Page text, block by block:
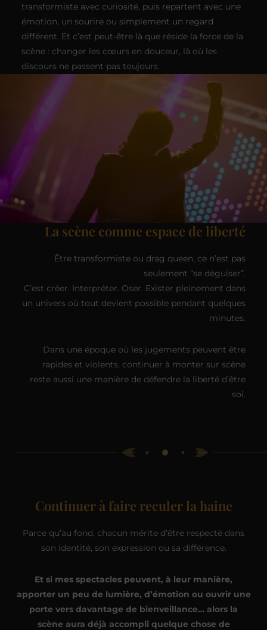
transformiste avec curiosité, puis repartent avec une
émotion, un sourire ou simplement un regard
différent. Et c’est peut-être là que réside la force de la
scène : changer les cœurs en douceur, là où les
discours ne passent pas toujours.
La scène comme espace de liberté
Être transformiste ou drag queen, ce n’est pas
seulement “se déguiser”.
C’est créer. Interpréter. Oser. Exister pleinement dans
un univers où tout devient possible pendant quelques
minutes.
Dans une époque où les jugements peuvent être
rapides et violents, continuer à monter sur scène
reste aussi une manière de défendre la liberté d’être
soi.
Continuer à faire reculer la haine
Parce qu’au fond, chacun mérite d’être respecté dans
son identité, son expression ou sa différence.
Et si mes spectacles peuvent, à leur manière,
apporter un peu de lumière, d’émotion ou ouvrir une
porte vers davantage de bienveillance… alors la
scène aura déjà accompli quelque chose de